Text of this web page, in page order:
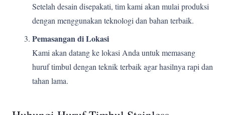
Setelah desain disepakati, tim kami akan mulai produksi
dengan menggunakan teknologi dan bahan terbaik.
Pemasangan di Lokasi
Kami akan datang ke lokasi Anda untuk memasang
huruf timbul dengan teknik terbaik agar hasilnya rapi dan
tahan lama.